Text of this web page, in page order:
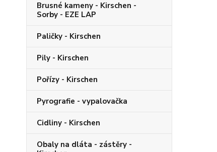
Brusné kameny - Kirschen -
Sorby - EZE LAP
Paličky - Kirschen
Pily - Kirschen
Pořízy - Kirschen
Pyrografie - vypalovačka
Cidliny - Kirschen
Obaly na dláta - zástěry -